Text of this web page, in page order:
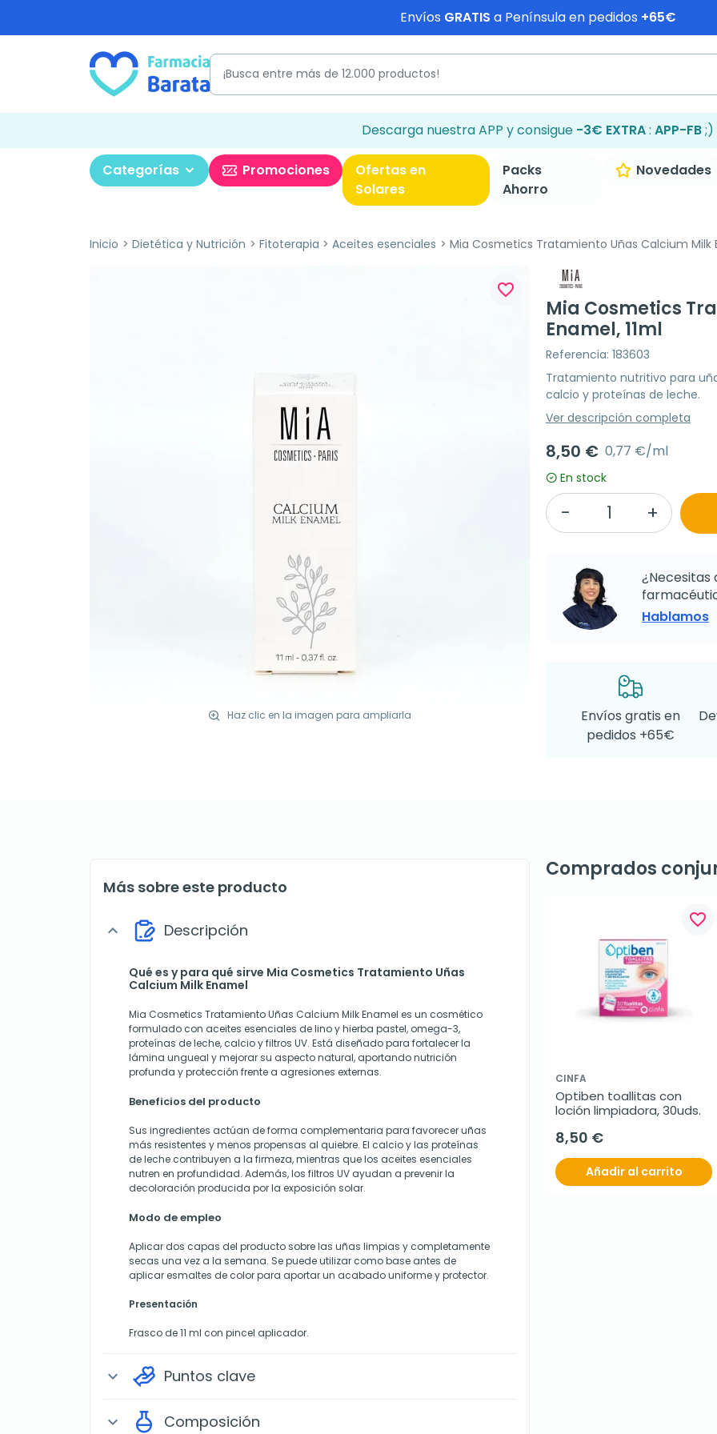
Envíos GRATIS a Península en pedidos +65€
Descarga nuestra APP y consigue -3€ EXTRA: APP-FB;)
Categorías Promociones
Ofertas en
Solares
Packs
Ahorro
Novedades
Inicio Dietética y Nutrición Fitoterapia Aceites esenciales Mia Cosmetics Tratamiento Uñas Calcium Milk
Haz clic en la imagen para ampliarla
favorite_border
Mia Cosmetics
Enamel, 11ml
Referencia: 183603
Tratamiento nutritivo para
calcio y proteínas de leche.
Ver descripción completa
8,50 € 0,77 €/ml
En stock
¿Necesitas
Hablamos
Envíos gratis en
pedidos +65€
Más sobre este producto
expand_more Descripción
Qué es y para qué sirve Mia Cosmetics Tratamiento Uñas
Calcium Milk Enamel
Mia Cosmetics Tratamiento Uñas Calcium Milk Enamel es un cosmético
formulado con aceites esenciales de lino y hierba pastel, omega-3,
proteínas de leche, calcio y filtros UV. Está diseñado para fortalecer la
lámina ungueal y mejorar su aspecto natural, aportando nutrición
profunda y protección frente a agresiones externas.
Beneficios del producto
Sus ingredientes actúan de forma complementaria para favorecer uñas
más resistentes y menos propensas al quiebre. El calcio y las proteínas
de leche contribuyen a la firmeza, mientras que los aceites esenciales
nutren en profundidad. Además, los filtros UV ayudan a prevenir la
decoloración producida por la exposición solar.
Modo de empleo
Aplicar dos capas del producto sobre las uñas limpias y completamente
secas una vez a la semana. Se puede utilizar como base antes de
aplicar esmaltes de color para aportar un acabado uniforme y protector.
Presentación
Frasco de 11 ml con pincel aplicador.
expand_more Puntos clave
expand_more Composición
Comprados
favorite_border
CINFA
Optiben toallitas con
loción limpiadora, 30uds.
8,50 €
Añadir al carrito